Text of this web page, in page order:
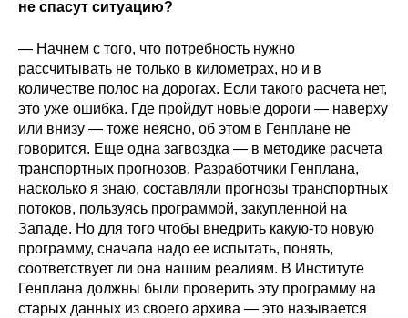
не спасут ситуацию?
— Начнем с того, что потребность нужно
рассчитывать не только в километрах, но и в
количестве полос на дорогах. Если такого расчета нет,
это уже ошибка. Где пройдут новые дороги — наверху
или внизу — тоже неясно, об этом в Генплане не
говорится. Еще одна загвоздка — в методике расчета
транспортных прогнозов. Разработчики Генплана,
насколько я знаю, составляли прогнозы транспортных
потоков, пользуясь программой, закупленной на
Западе. Но для того чтобы внедрить какую-то новую
программу, сначала надо ее испытать, понять,
соответствует ли она нашим реалиям. В Институте
Генплана должны были проверить эту программу на
старых данных из своего архива — это называется